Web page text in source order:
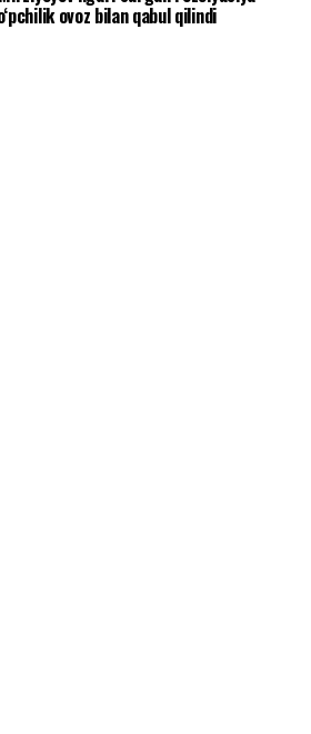
ovoz bilan qabul qilindi